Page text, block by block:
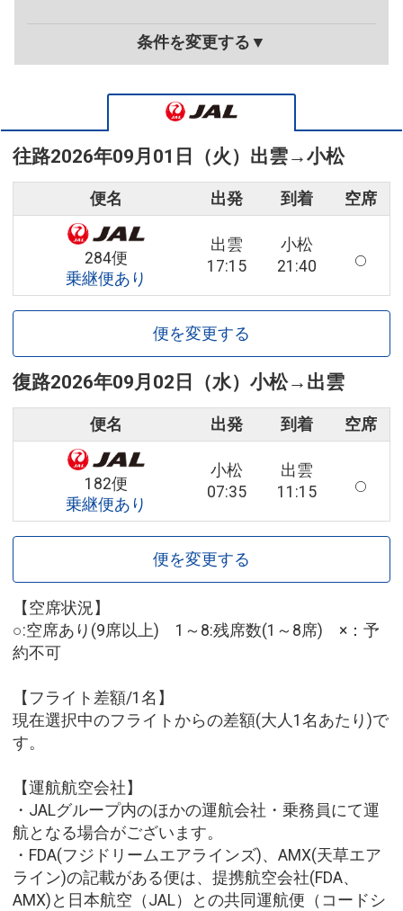
条件を変更する▼
往路2026年09月01日（火） 出雲→小松
便名 出発 到着 空席
284便
乗継便あり
出雲
17:15
小松
21:40
便を変更する
復路2026年09月02日（水） 小松→ 出雲
便名 出発 到着 空席
182便
乗継便あり
小松
07:35
出雲
11:15
便を変更する
【空席状況】
○:空席あり(9席以上) 1～8:残席数(1～8席) ×：予
約不可
【フライト差額/1名】
現在選択中のフライトからの差額(大人1名あたり)で
す。
【運航航空会社】
・JALグループ内のほかの運航会社・乗務員にて運
航となる場合がございます。
・FDA(フジドリームエアラインズ)、AMX(天草エア
ライン)の記載がある便は、提携航空会社(FDA、
AMX)と日本航空（JAL）との共同運航便（コードシ